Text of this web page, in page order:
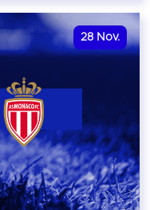
28 Nov.